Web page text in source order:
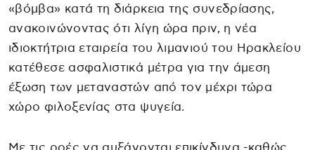
«βόμβα» κατά τη διάρκεια της συνεδρίασης,
ανακοινώνοντας ότι λίγη ώρα πριν, η νέα
ιδιοκτήτρια εταιρεία του λιμανιού του Ηρακλείου
κατέθεσε ασφαλιστικά μέτρα για την άμεση
έξωση των μεταναστών από τον μέχρι τώρα
χώρο φιλοξενίας στα ψυγεία.
Με τις ροές να αυξάνονται επικίνδυνα -καθώς